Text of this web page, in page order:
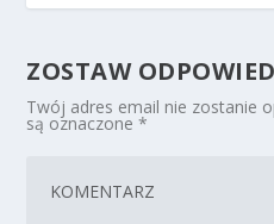
ZOSTAW
Twój adres email nie zostanie
są oznaczone*